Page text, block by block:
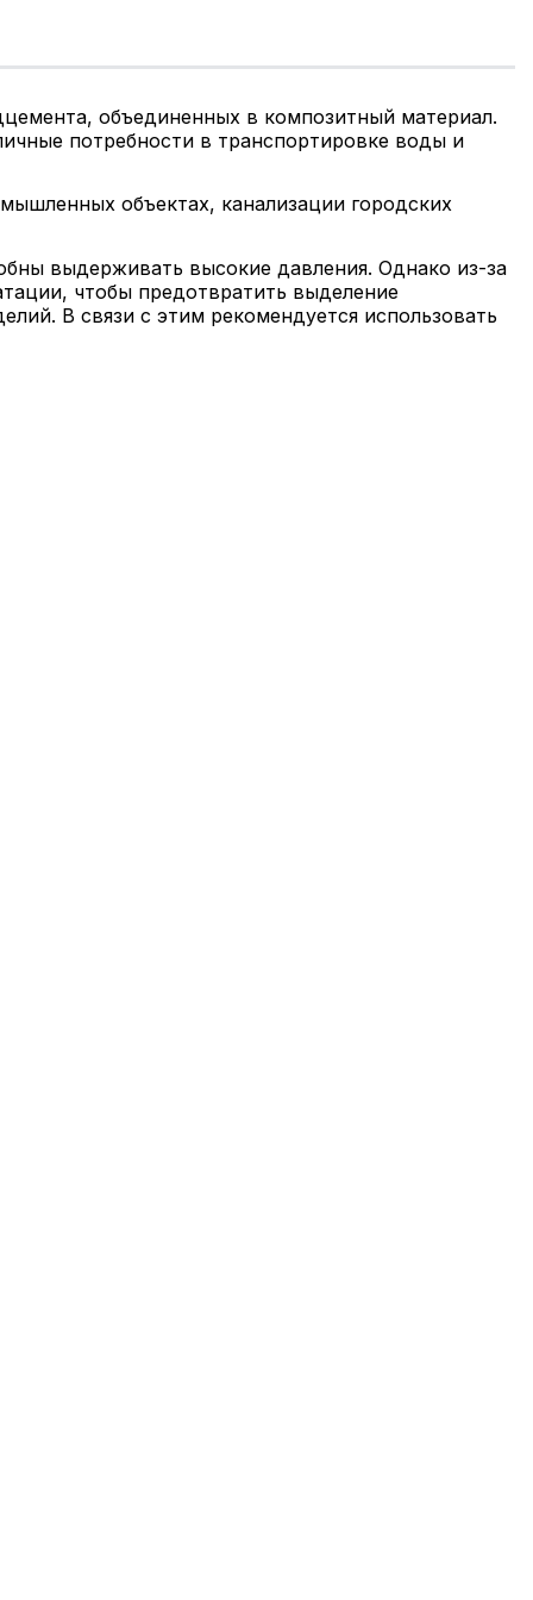
объединенных в композитный материал.
потребности в транспортировке воды и
объектах, канализации городских
выдерживать высокие давления. Однако из-за
чтобы предотвратить выделение
В связи с этим рекомендуется использовать